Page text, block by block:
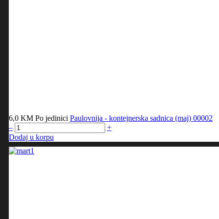
6,0 KM Po jedinici Paulovnija - kontejnerska sadnica (maj) 00002
–
+
Dodaj u korpu